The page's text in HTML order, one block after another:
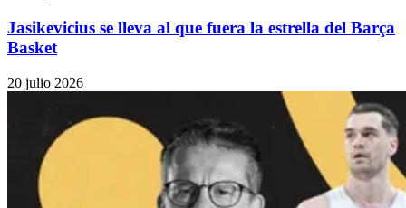
Jasikevicius se lleva al que fuera la estrella del Barça
Basket
20 julio 2026